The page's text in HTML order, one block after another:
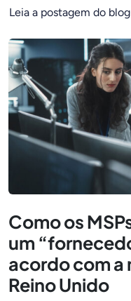
Leia a postagem do blog
Como os
um
acordo com a
Reino Unido